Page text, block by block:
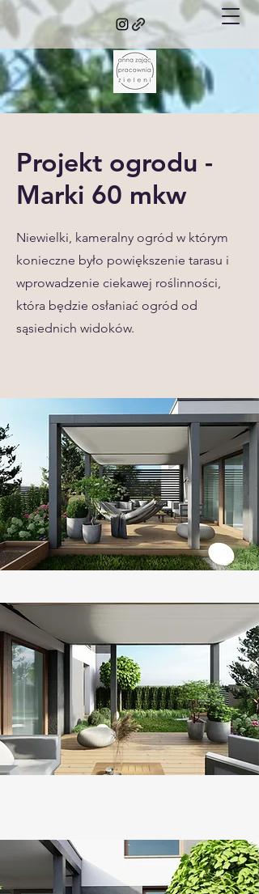
Projekt ogrodu -
Marki 60 mkw
Niewielki, kameralny ogród w którym
konieczne było powiększenie tarasu i
wprowadzenie ciekawej roślinności,
która będzie osłaniać ogród od
sąsiednich widoków.